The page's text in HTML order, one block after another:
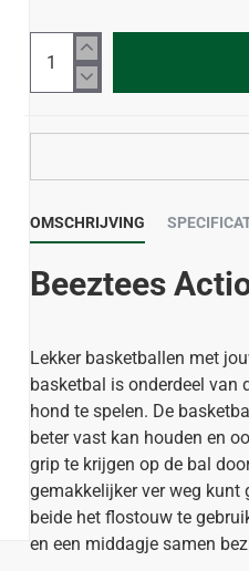
OMSCHRIJVING
Beeztees
Lekker basketballen met
basketbal is onderdeel van
hond te spelen. De
beter vast kan houden en
grip te krijgen op de bal
gemakkelijker ver weg kunt
beide het flostouw te
en een middagje samen